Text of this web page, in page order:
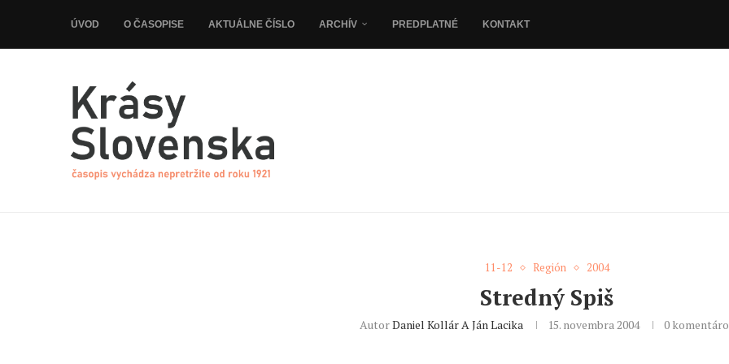
ÚVOD O ČASOPISE AKTUÁLNE ČÍSLO ARCHÍV PREDPLATNÉ KONTAKT
11-12 Región 2004
Stredný Spiš
AutorDaniel Kollár A Ján Lacika 15. novembra 2004 0